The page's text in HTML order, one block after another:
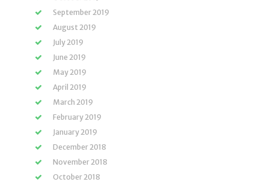
September 2019
August 2019
July 2019
June 2019
May 2019
April 2019
March 2019
February 2019
January 2019
December 2018
November 2018
October 2018